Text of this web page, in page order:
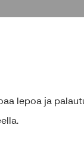
lepoa ja